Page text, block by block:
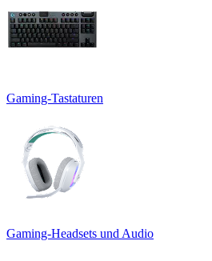
Gaming-Tastaturen
Gaming-Headsets und Audio